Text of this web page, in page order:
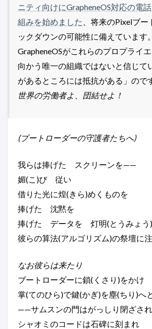
ニティ向けにGrapheneOS対応の電
組みを始めました
、将来のPixelブ
ックダウンの可能性に備えています
GrapheneOSがこれらのプロプライ
向かう唯一の組織ではないと信じて
があるところには抵抗がある」ので
世界の労働者よ、団結せよ！
(ブートローダーの守護者たちへ)
我らは捧げた スクリーンを——
媚(こ)び 従い
借りた光に煌(きら)めくものを
捧げた 沈黙を
捧げた データを 灯明(とうみょう)
彼らの算法(アルゴリズム)の祭壇に
なお彼らは来たり
ブートローダーに鎖(くさり)をかけ
掌(てのひら)で鍵(かぎ)を塵(ちり)へ
——サムスンの門はがっしり閉ざされ
シャオミのコードは石碑に刻まれ